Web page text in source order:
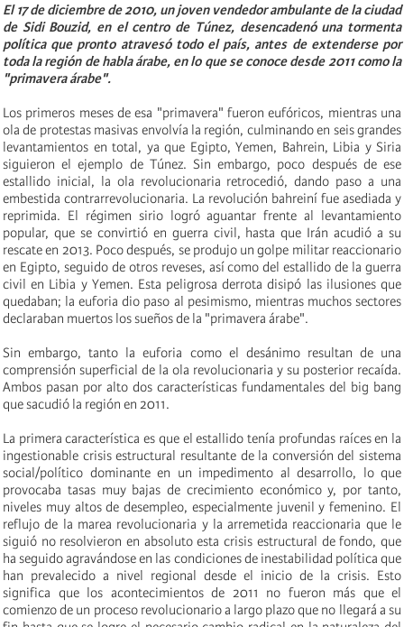
El 17 de diciembre de 2010, un joven vendedor ambulante de la ciudad
de Sidi Bouzid, en el centro de Túnez, desencadenó una tormenta
política que pronto atravesótodo el país, antes de extenderse por
toda la región de habla árabe, en lo que se conoce desde 2011 como la
"primavera árabe".
Los primeros meses de esa "primavera" fueron eufóricos, mientras una
ola de protestas masivas envolvía la región, culminando en seis grandes
levantamientos en total, ya que Egipto, Yemen, Bahrein, Libia y Siria
siguieron el ejemplo de Túnez. Sin embargo, poco después de ese
estallido inicial, la ola revolucionaria retrocedió, dando paso a una
embestida contrarrevolucionaria. La revolución bahreiní fue asediada y
reprimida. El régimen sirio logróaguantar frente al levantamiento
popular, que se convirtió en guerra civil, hasta que Irán acudió a su
rescate en 2013. Poco después, se produjo un golpe militar reaccionario
en Egipto, seguido de otros reveses, así como del estallido de la guerra
civil en Libia y Yemen. Esta peligrosa derrota disipó las ilusiones que
quedaban; la euforia dio paso al pesimismo, mientras muchos sectores
declaraban muertos los sueños de la "primavera árabe".
Sin embargo, tanto la euforia como el desánimo resultan de una
comprensión superficial de la ola revolucionaria y su posterior recaída.
Ambos pasan por alto dos características fundamentales del big bang
que sacudió la región en 2011.
La primera característica es que el estallido tenía profundas raíces en la
ingestionable crisis estructural resultante de la conversión del sistema
social/político dominante en un impedimento al desarrollo, lo que
provocaba tasas muy bajas de crecimiento económico y, por tanto,
niveles muy altos de desempleo, especialmente juvenil y femenino. El
reflujo de la marea revolucionaria y la arremetida reaccionaria que le
siguió no resolvieron en absoluto esta crisis estructural de fondo, que
ha seguidoagravándose en las condiciones de inestabilidad política que
han prevalecido a nivel regional desde el inicio de la crisis. Esto
significa que los acontecimientos de 2011 no fueron más que el
comienzo de un proceso revolucionario a largo plazo que no llegará a su